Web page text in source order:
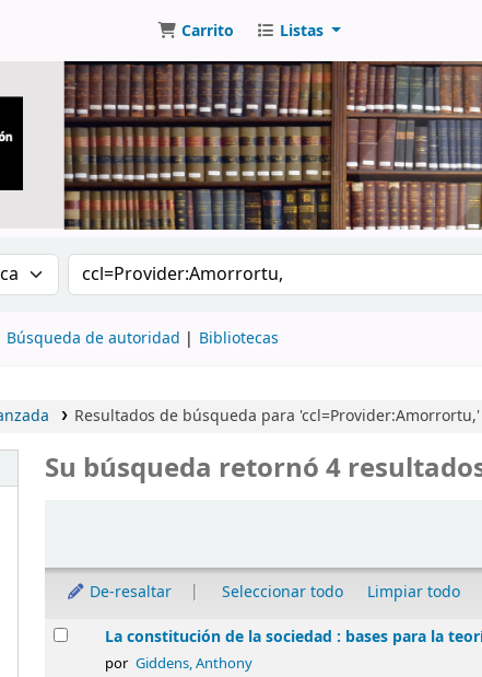
Carrito Listas
por: Buscar en el catálogo
Búsqueda de autoridad Bibliotecas
Resultados de búsqueda para 'ccl=Provider:Amorrortu,'
Su búsqueda retornó 4
De-resaltar Seleccionar todo Limpiar todo
ResultadosLa constitución de la sociedad : bases para la
por Giddens, Anthony